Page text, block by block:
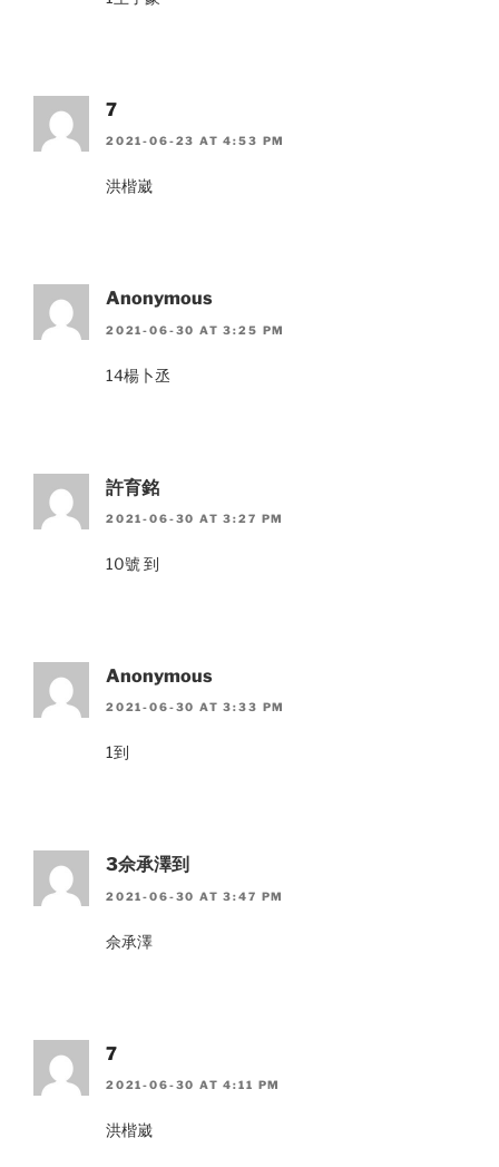
7
2021-06-23 AT 4:53 PM
洪楷崴
Anonymous
2021-06-30 AT 3:25 PM
14楊卜丞
許育銘
2021-06-30 AT 3:27 PM
10號 到
Anonymous
2021-06-30 AT 3:33 PM
1到
3佘承澤到
2021-06-30 AT 3:47 PM
佘承澤
7
2021-06-30 AT 4:11 PM
洪楷崴